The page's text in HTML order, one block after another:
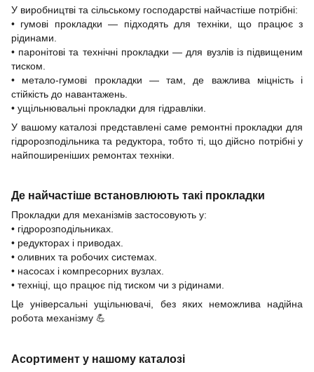
У виробництві та сільському господарстві найчастіше потрібні:
• гумові прокладки — підходять для техніки, що працює з
рідинами.
• паронітові та технічні прокладки — для вузлів із підвищеним
тиском.
• метало-гумові прокладки — там, де важлива міцність і
стійкість до навантажень.
• ущільнювальні прокладки для гідравліки.
У вашому каталозі представлені саме ремонтні прокладки для
гідророзподільника та редуктора, тобто ті, що дійсно потрібні у
найпоширеніших ремонтах техніки.
Де найчастіше встановлюють такі прокладки
Прокладки для механізмів застосовують у:
• гідророзподільниках.
• редукторах і приводах.
• оливних та робочих системах.
• насосах і компресорних вузлах.
• техніці, що працює під тиском чи з рідинами.
Це універсальні ущільнювачі, без яких неможлива надійна
робота механізму 💪
Асортимент у нашому каталозі